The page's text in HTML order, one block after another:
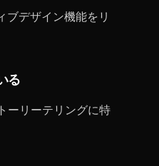
ブデザイン機能をリ
る
ーリーテリングに特